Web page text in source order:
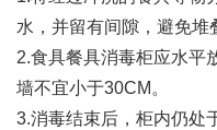
水，并留有间隙，避免堆
2.食具餐具消毒柜应水平
墙不宜小于30CM。
3.消毒结束后，柜内仍处